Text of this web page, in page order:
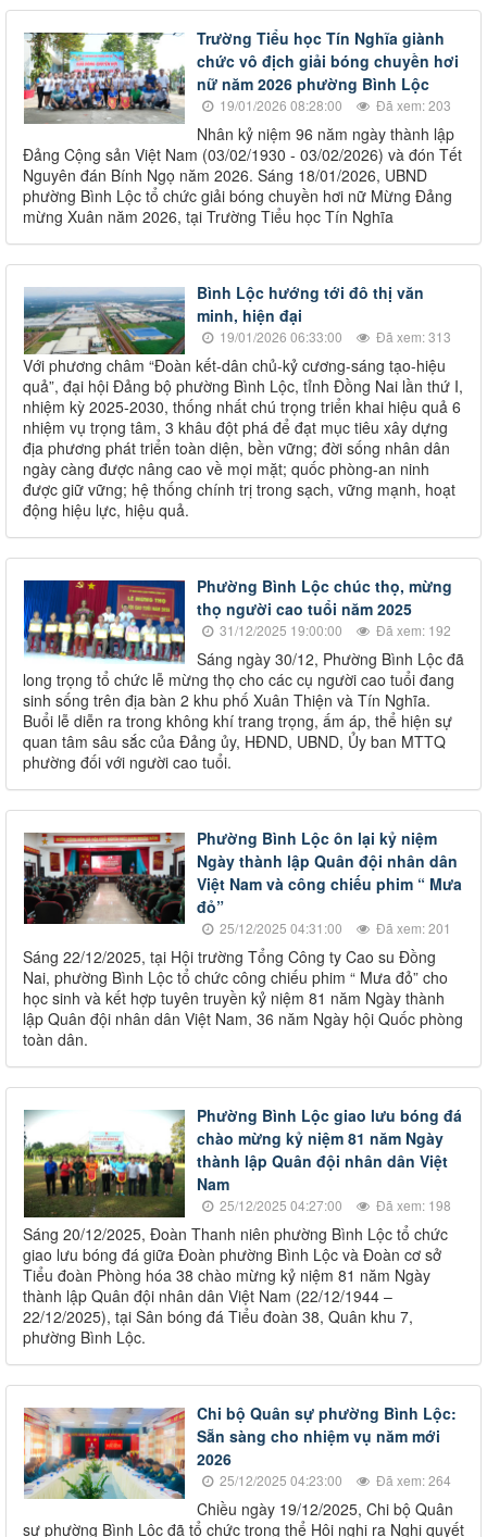
Trường Tiểu học Tín Nghĩa giành
chức vô địch giải bóng chuyền hơi
nữ năm 2026 phường Bình Lộc
19/01/2026 08:28:00 Đã xem: 203
Nhân kỷ niệm 96 năm ngày thành lập
Đảng Cộng sản Việt Nam (03/02/1930 - 03/02/2026) và đón Tết
Nguyên đán Bính Ngọ năm 2026. Sáng 18/01/2026, UBND
phường Bình Lộc tổ chức giải bóng chuyền hơi nữ Mừng Đảng
mừng Xuân năm 2026, tại Trường Tiểu học Tín Nghĩa
Bình Lộc hướng tới đô thị văn
minh, hiện đại
19/01/2026 06:33:00 Đã xem: 313
Với phương châm “Đoàn kết-dân chủ-kỷ cương-sáng tạo-hiệu
quả”, đại hội Đảng bộ phường Bình Lộc, tỉnh Đồng Nai lần thứ I,
nhiệm kỳ 2025-2030, thống nhất chú trọng triển khai hiệu quả 6
nhiệm vụ trọng tâm, 3 khâu đột phá để đạt mục tiêu xây dựng
địa phương phát triển toàn diện, bền vững; đời sống nhân dân
ngày càng được nâng cao về mọi mặt; quốc phòng-an ninh
được giữ vững; hệ thống chính trị trong sạch, vững mạnh, hoạt
động hiệu lực, hiệu quả.
Phường Bình Lộc chúc thọ, mừng
thọ người cao tuổi năm 2025
31/12/2025 19:00:00 Đã xem: 192
Sáng ngày 30/12, Phường Bình Lộc đã
long trọng tổ chức lễ mừng thọ cho các cụ người cao tuổi đang
sinh sống trên địa bàn 2 khu phố Xuân Thiện và Tín Nghĩa.
Buổi lễ diễn ra trong không khí trang trọng, ấm áp, thể hiện sự
quan tâm sâu sắc của Đảng ủy, HĐND, UBND, Ủy ban MTTQ
phường đối với người cao tuổi.
Phường Bình Lộc ôn lại kỷ niệm
Ngày thành lập Quân đội nhân dân
Việt Nam và công chiếu phim “ Mưa
đỏ”
25/12/2025 04:31:00 Đã xem: 201
Sáng 22/12/2025, tại Hội trường Tổng Công ty Cao su Đồng
Nai, phường Bình Lộc tổ chức công chiếu phim “ Mưa đỏ” cho
học sinh và kết hợp tuyên truyền kỷ niệm 81 năm Ngày thành
lập Quân đội nhân dân Việt Nam, 36 năm Ngày hội Quốc phòng
toàn dân.
Phường Bình Lộc giao lưu bóng đá
chào mừng kỷ niệm 81 năm Ngày
thành lập Quân đội nhân dân Việt
Nam
25/12/2025 04:27:00 Đã xem: 198
Sáng 20/12/2025, Đoàn Thanh niên phường Bình Lộc tổ chức
giao lưu bóng đá giữa Đoàn phường Bình Lộc và Đoàn cơ sở
Tiểu đoàn Phòng hóa 38 chào mừng kỷ niệm 81 năm Ngày
thành lập Quân đội nhân dân Việt Nam (22/12/1944 –
22/12/2025), tại Sân bóng đá Tiểu đoàn 38, Quân khu 7,
phường Bình Lộc.
Chi bộ Quân sự phường Bình Lộc:
Sẵn sàng cho nhiệm vụ năm mới
2026
25/12/2025 04:23:00 Đã xem: 264
Chiều ngày 19/12/2025, Chi bộ Quân
sự phường Bình Lộc đã tổ chức trọng thể Hội nghị ra Nghị quyết